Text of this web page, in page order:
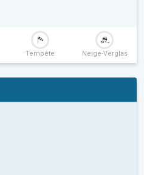
Tempête Neige-Verglas